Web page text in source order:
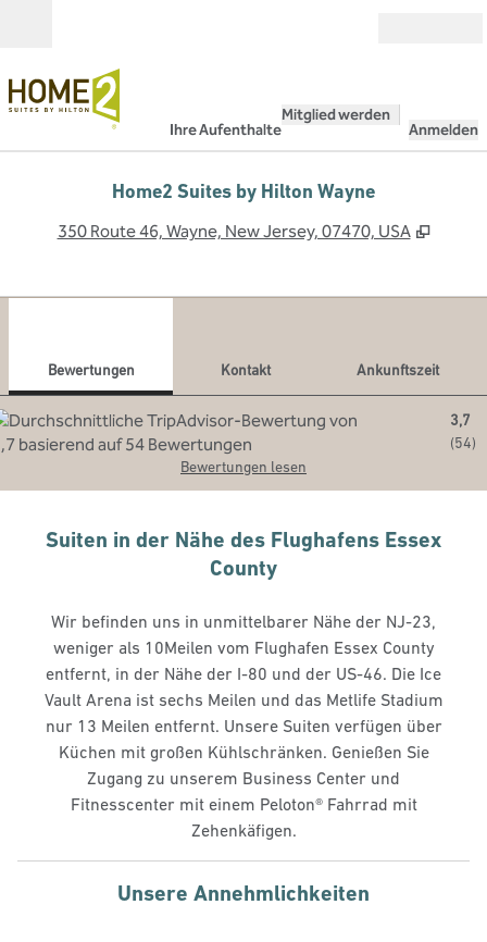
Ihre Aufenthalte
Mitglied werden
Anmelden
Home2 Suites by Hilton Wayne
350 Route 46, Wayne, New Jersey, 07470, USA ,
Bewertungen Kontakt
Ankunftszeit
3,7
(54)
Bewertungen lesen
Suiten in der Nähe des Flughafens Essex
County
Wir befinden uns in unmittelbarer Nähe der NJ-23,
weniger als 10Meilen vom Flughafen Essex County
entfernt, in der Nähe der I-80 und der US-46. Die Ice
Vault Arena ist sechs Meilen und das Metlife Stadium
nur 13 Meilen entfernt. Unsere Suiten verfügen über
Küchen mit großen Kühlschränken. Genießen Sie
Zugang zu unserem Business Center und
Fitnesscenter mit einem Peloton® Fahrrad mit
Zehenkäfigen.
Unsere Annehmlichkeiten